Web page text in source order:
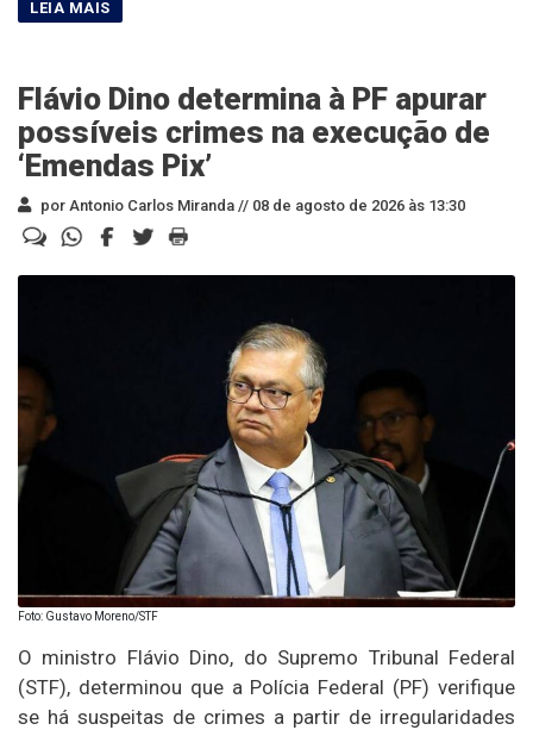
Flávio Dino determina à PF apurar
possíveis crimes na execução de
‘Emendas Pix’
por Antonio Carlos Miranda // 08 de agosto de 2026 às 13:30
Foto: Gustavo Moreno/STF
O ministro Flávio Dino, do Supremo Tribunal Federal
(STF), determinou que a Polícia Federal (PF) verifique
se há suspeitas de crimes a partir de irregularidades